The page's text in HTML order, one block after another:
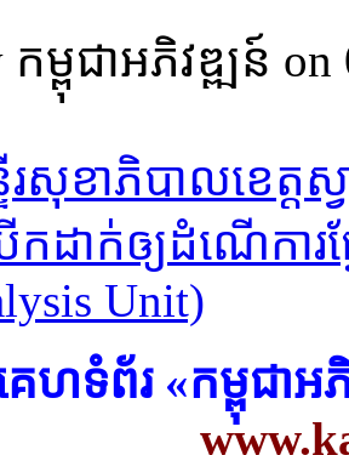
ម្ពុជាអភិវឌ្ឍន៍ on
ហទំព័រ «កម្ពុជាអ